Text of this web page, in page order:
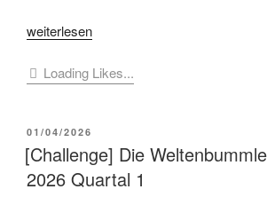
„[Challenge]
Weltenbummler-
Quartal
2“
weiterlesen
Loading Likes...
VERÖFFENTLICHT
AM
01/04/2026
[Challenge] Die
2026 Quartal 1